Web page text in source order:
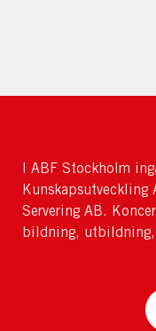
I ABF Stockholm
Kunskapsutveckling
Servering AB.
bildning, utbildning,